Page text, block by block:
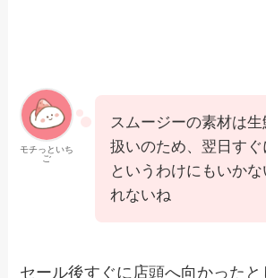
モチっといち
ご
スムージーの素材は
扱いのため、翌日す
というわけにもいか
れないね
セール後すぐに店頭へ向かったと